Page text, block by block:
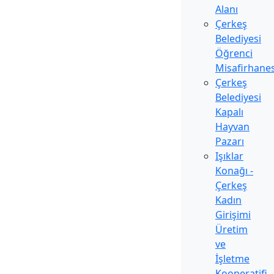
Alanı
Çerkeş
Belediyesi
Öğrenci
Çerkeş
Belediyesi
Kapalı
Hayvan
Pazarı
Işıklar
Konağı -
Çerkeş
Kadın
Girişimi
Üretim
ve
İşletme